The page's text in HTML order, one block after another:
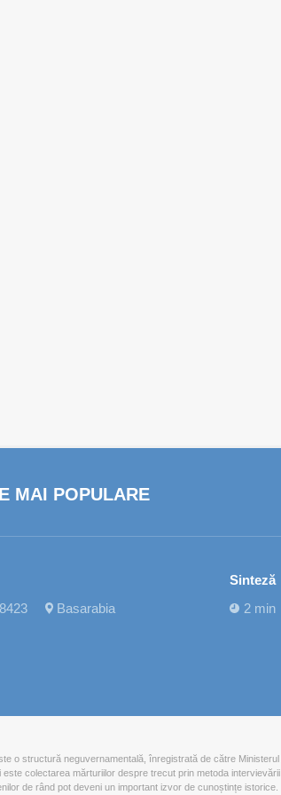
MAI POPULARE
Basarabia
Sinteză
2 min
o structură neguvernamentală, înregistrată de către Ministerul
este colectarea mărturiilor despre trecut prin metoda intervievării
de rând pot deveni un important izvor de cunoștințe istorice.